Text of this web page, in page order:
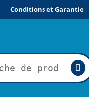
Conditions et Garantie